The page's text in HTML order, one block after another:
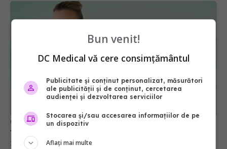
Ce spune ritmul cardiac despre stres, sănătate și
felul în care îmbătrânești
Bun venit!
DC Medical vă cere consimțământul
Publicitate și conținut personalizat, măsurători
ale publicității și de conținut, cercetarea
audienței și dezvoltarea serviciilor
Stocarea și/sau accesarea informațiilor de pe
un dispozitiv
Aflați mai multe